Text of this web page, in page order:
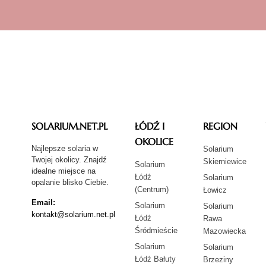
SOLARIUM.NET.PL
Najlepsze solaria w
Twojej okolicy. Znajdź
idealne miejsce na
opalanie blisko Ciebie.
Email:
kontakt@solarium.net.pl
ŁÓDŹ I
OKOLICE
Solarium
Łódź
(Centrum)
Solarium
Łódź
Śródmieście
Solarium
Łódź Bałuty
REGION
Solarium
Skierniewice
Solarium
Łowicz
Solarium
Rawa
Mazowiecka
Solarium
Brzeziny